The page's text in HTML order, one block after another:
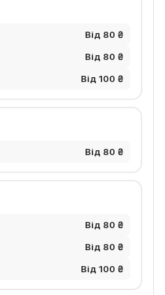
Від 80 ₴
Від 80 ₴
Від 100 ₴
Від 80 ₴
Від 80 ₴
Від 80 ₴
Від 100 ₴